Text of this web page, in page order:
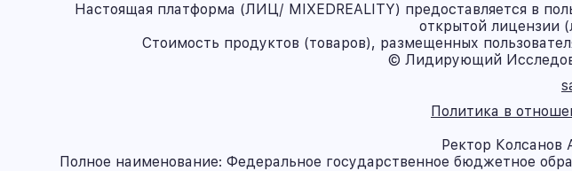
Настоящая платформа (ЛИЦ/ MIXEDREALITY) предоставляется в
открытой лицензии
Стоимость продуктов (товаров), размещенных
© Лидирующий
Политика в
Ректор Колсанов
Полное наименование: Федеральное государственное бюджетное